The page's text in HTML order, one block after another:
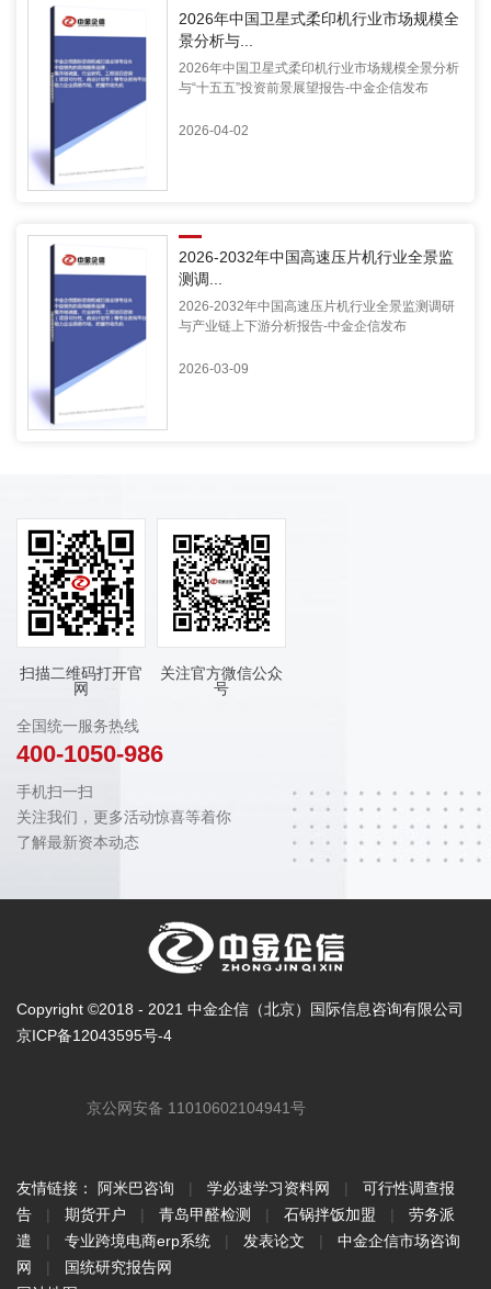
2026年中国卫星式柔印机行业市场规模全
景分析与...
2026年中国卫星式柔印机行业市场规模全景分析
与“十五五”投资前景展望报告-中金企信发布
2026-04-02
2026-2032年中国高速压片机行业全景监
测调...
2026-2032年中国高速压片机行业全景监测调研
与产业链上下游分析报告-中金企信发布
2026-03-09
扫描二维码打开官
网
关注官方微信公众
号
全国统一服务热线
400-1050-986
手机扫一扫
关注我们，更多活动惊喜等着你
了解最新资本动态
Copyright ©2018 - 2021 中金企信（北京）国际信息咨询有限公司
京ICP备12043595号-4
京公网安备 11010602104941号
友情链接： 阿米巴咨询 | 学必速学习资料网 |
可行性调查报
告
| 期货开户 | 青岛甲醛检测 | 石锅拌饭加盟 |
劳务派
遣
| 专业跨境电商erp系统 | 发表论文 |
中金企信市场咨询
网
|
国统研究报告网